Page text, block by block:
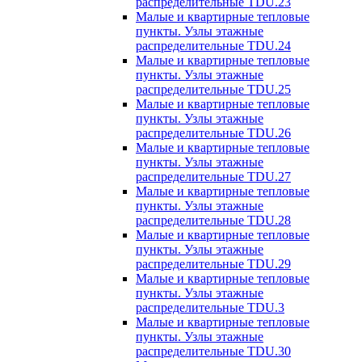
Малые и квартирные тепловые
пункты. Узлы этажные
распределительные TDU.24
Малые и квартирные тепловые
пункты. Узлы этажные
распределительные TDU.25
Малые и квартирные тепловые
пункты. Узлы этажные
распределительные TDU.26
Малые и квартирные тепловые
пункты. Узлы этажные
распределительные TDU.27
Малые и квартирные тепловые
пункты. Узлы этажные
распределительные TDU.28
Малые и квартирные тепловые
пункты. Узлы этажные
распределительные TDU.29
Малые и квартирные тепловые
пункты. Узлы этажные
распределительные TDU.3
Малые и квартирные тепловые
пункты. Узлы этажные
распределительные TDU.30